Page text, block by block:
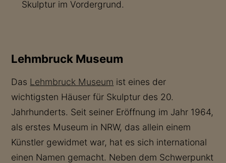
Lehmbruck Museum
Das Lehmbruck Museum ist eines der
wichtigsten Häuser für Skulptur des 20.
Jahrhunderts. Seit seiner Eröffnung im Jahr 1964,
als erstes Museum in NRW, das allein einem
Künstler gewidmet war, hat es sich international
einen Namen gemacht. Neben dem Schwerpunkt